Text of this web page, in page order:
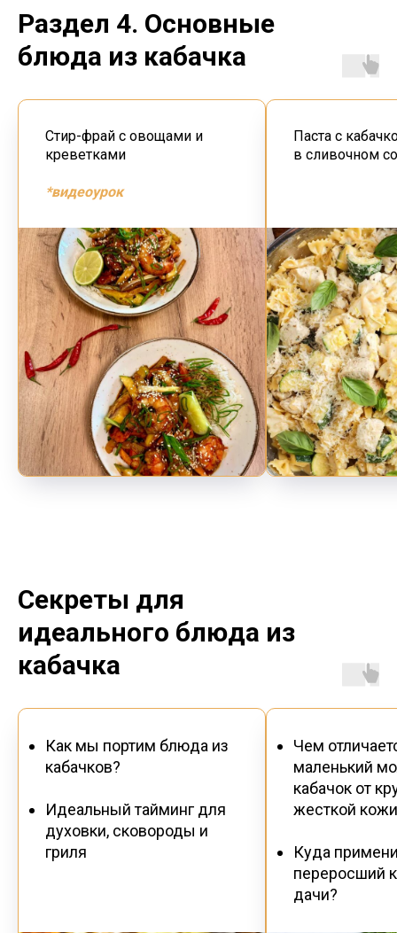
Раздел 4. Основные
блюда из кабачка
Стир-фрай с овощами и
креветками
*видеоурок
Паста с
в сливочном
Секреты для
идеального блюда из
кабачка
Как мы портим блюда из
кабачков?
Идеальный тайминг для
духовки, сковороды и
гриля
Чем
маленький
кабачок от
жесткой
Куда
переросший
дачи?